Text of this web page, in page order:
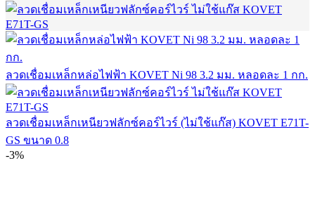
ลวดเชื่อมเหล็กหล่อไฟฟ้า KOVET Ni 98 3.2 มม. หลอดละ 1 กก.
ลวดเชื่อมเหล็กเหนียวฟลักซ์คอร์ไวร์ (ไม่ใช้แก๊ส) KOVET E71T-
GS ขนาด 0.8
-3%